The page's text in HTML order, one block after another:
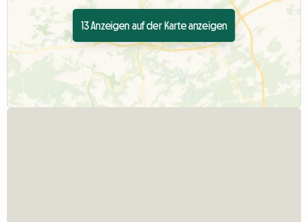
13 Anzeigen auf der Karte anzeigen